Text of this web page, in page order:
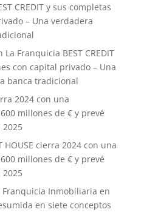
CREDIT y sus completas
– Una verdadera
La Franquicia BEST CREDIT
con capital privado – Una
banca tradicional
2024 con una
millones de € y prevé
2025
HOUSE cierra 2024 con una
millones de € y prevé
2025
Franquicia Inmobiliaria en
en siete conceptos